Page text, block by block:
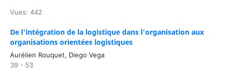
Vues: 442
De l'intégration de la logistique dans l'organisation aux
organisations orientées logistiques
Aurélien Rouquet, Diego Vega
39 - 53